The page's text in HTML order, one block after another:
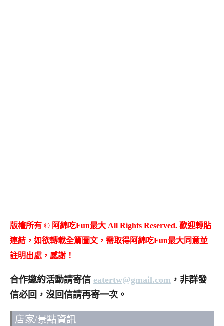
版權所有 © 阿綿吃Fun最大 All Rights Reserved. 歡迎轉貼
連結，如欲轉載全篇圖文，需取得阿綿吃Fun最大同意並
註明出處，感謝！
合作邀約活動請寄信 eatertw@gmail.com ，非群發
信必回，沒回信請再寄一次。
店家/景點資訊